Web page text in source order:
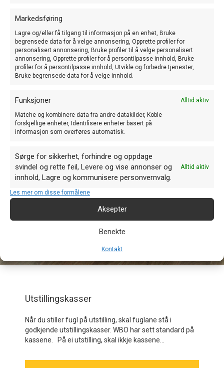
Markedsføring
Lagre og/eller få tilgang til informasjon på en enhet, Bruke
begrensede data for å velge annonsering, Opprette profiler for
personalisert annonsering, Bruke profiler til å velge personalisert
annonsering, Opprette profiler for å persontilpasse innhold, Bruke
profiler for å persontilpasse innhold, Utvikle og forbedre tjenester,
Bruke begrensede data for å velge innhold.
Funksjoner Alltid aktiv
Matche og kombinere data fra andre datakilder, Koble
forskjellige enheter, Identifisere enheter basert på
informasjon som overføres automatisk.
Sørge for sikkerhet, forhindre og oppdage
svindel og rette feil, Levere og vise annonser og
innhold, Lagre og kommunisere personvernvalg.
Alltid aktiv
Les mer om disse formålene
Aksepter
Benekte
Kontakt
Av Arild Skimmeland Hvordan starte opp med
NUK og SFK. Skyggevinge grå, utstillingsundulat. Foto:
H-J. Mathisen...
Les merabout Hvordan starte opp
Utstillingskasser
Når du stiller fugl på utstilling, skal fuglane stå i
godkjende utstillingskasser. WBO har sett standard på
kassene. På ei utstilling, skal ikkje kassene...